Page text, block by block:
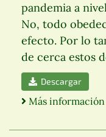
pandemia a
No, todo
efecto. Por lo
de cerca estos
Descargar
Más